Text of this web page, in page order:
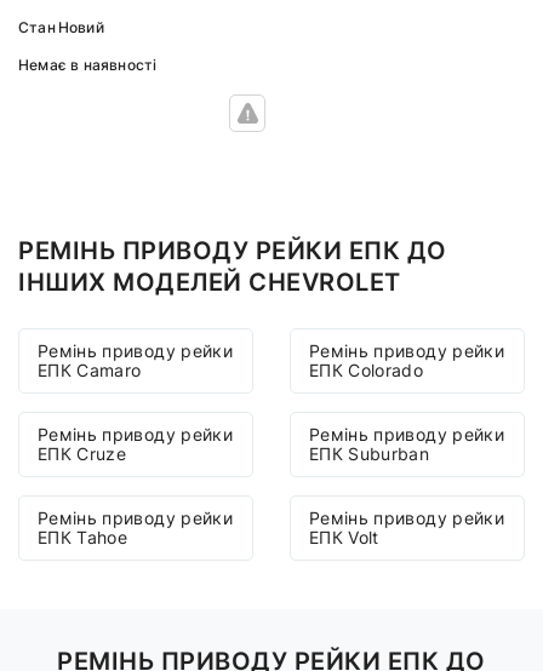
Стан Новий
Немає в наявності
РЕМІНЬ ПРИВОДУ РЕЙКИ ЕПК ДО
ІНШИХ МОДЕЛЕЙ CHEVROLET
Ремінь приводу рейки
ЕПК Camaro
Ремінь приводу рейки
ЕПК Colorado
Ремінь приводу рейки
ЕПК Cruze
Ремінь приводу рейки
ЕПК Suburban
Ремінь приводу рейки
ЕПК Tahoe
Ремінь приводу рейки
ЕПК Volt
РЕМІНЬ ПРИВОДУ РЕЙКИ ЕПК ДО